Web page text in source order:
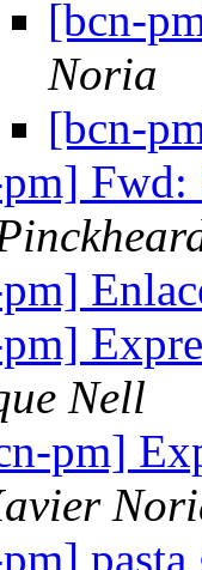
[bcn-
Noria
[bcn-
Fwd:
Nell
pm]